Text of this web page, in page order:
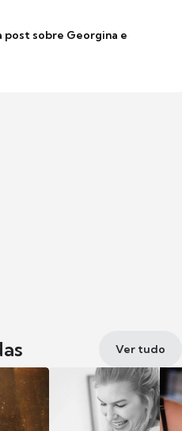
post sobre Georgina e
Ver tudo